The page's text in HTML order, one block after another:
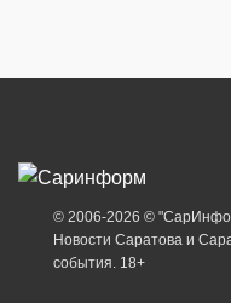
© 2006-2026 ©
Новости Саратова и
события. 18+